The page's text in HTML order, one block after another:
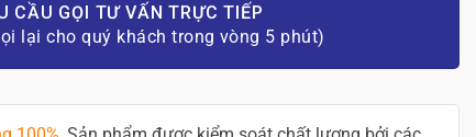
CẦU GỌI TƯ VẤN TRỰC TIẾP
lại cho quý khách trong vòng 5 phút)